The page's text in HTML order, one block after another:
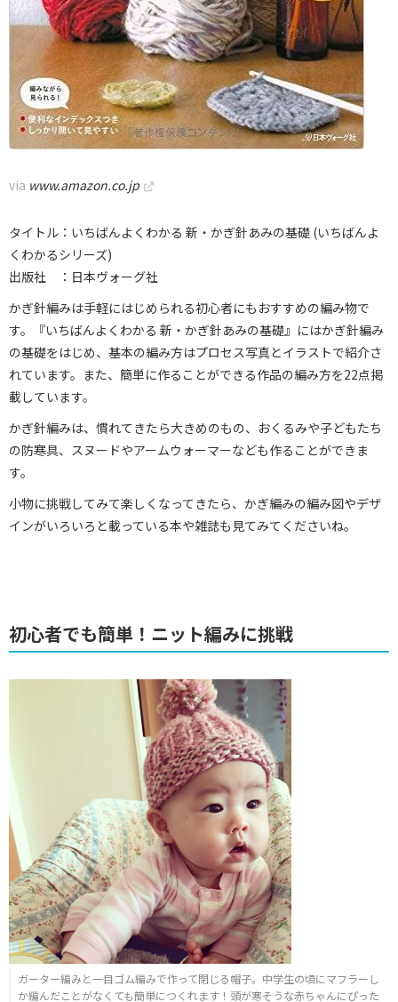
via www.amazon.co.jp
タイトル：いちばんよくわかる 新・かぎ針あみの基礎 (いちばんよ
くわかるシリーズ)
出版社 ：日本ヴォーグ社
かぎ針編みは手軽にはじめられる初心者にもおすすめの編み物で
す。『いちばんよくわかる 新・かぎ針あみの基礎』にはかぎ針編み
の基礎をはじめ、基本の編み方はプロセス写真とイラストで紹介さ
れています。また、簡単に作ることができる作品の編み方を22点掲
載しています。
かぎ針編みは、慣れてきたら大きめのもの、おくるみや子どもたち
の防寒具、スヌードやアームウォーマーなども作ることができま
す。
小物に挑戦してみて楽しくなってきたら、かぎ編みの編み図やデザ
インがいろいろと載っている本や雑誌も見てみてくださいね。
初心者でも簡単！ニット編みに挑戦
ガーター編みと一目ゴム編みで作って閉じる帽子。中学生の頃にマフラーし
か編んだことがなくても簡単につくれます！頭が寒そうな赤ちゃんにぴった